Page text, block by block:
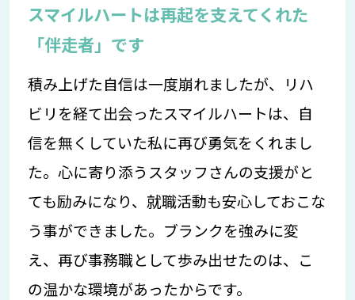
スマイルハートは再起を支えてくれた
「伴走者」です
積み上げた自信は一度崩れましたが、リハ
ビリを経て出会ったスマイルハートは、自
信を無くしていた私に再び勇気をくれまし
た。心に寄り添うスタッフさんの支援がと
ても励みになり、就職活動も安心しておこな
う事ができました。ブランクを強みに変
え、再び事務職として歩み出せたのは、こ
の温かな環境があったからです。